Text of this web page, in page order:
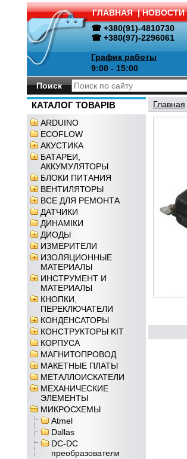
ГЛАВНАЯ | НОВОСТИ
☎ +380(91)-4810730
☎ +380(97)-2296061
График работы
9:00 - 15:00
Поиск
КАТАЛОГ ТОВАРІВ
ARDUINO
ECOFLOW
АКУСТИКА
БАТАРЕИ,
АККУМУЛЯТОРЫ
БЛОКИ ПИТАНИЯ
ВЕНТИЛЯТОРЫ
ВСЕ ДЛЯ РЕМОНТА
ДАТЧИКИ
ДИНАМІКИ
ДИОДЫ
ИЗМЕРИТЕЛИ
ИЗОЛЯЦИОННЫЕ
МАТЕРИАЛЫ
ИНСТРУМЕНТ И
МАТЕРИАЛЫ
КНОПКИ,
ПЕРЕКЛЮЧАТЕЛИ
КОНДЕНСАТОРЫ
КОНСТРУКТОРЫ KIT
КОРПУСА
МАГНИТОПРОВОД
МАКЕТНЫЕ ПЛАТЫ
МЕТАЛЛОИСКАТЕЛИ
МЕХАНИЧЕСКИЕ
ЭЛЕМЕНТЫ
МИКРОСХЕМЫ
Atmel
Dallas
DC-DC
преобразователи
Главная